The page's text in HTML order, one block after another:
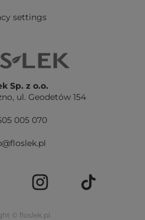
settings
Sp. z o.o.
ul. Geodetów 154
005 070
© floslek.pl.